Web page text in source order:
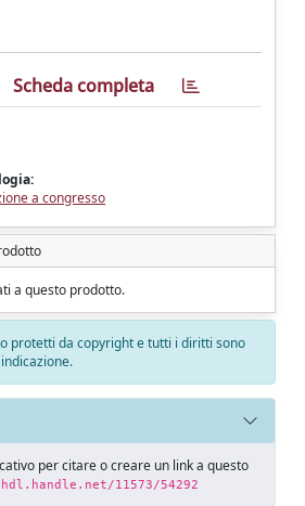
Scheda completa
a congresso
a questo prodotto.
protetti da copyright e tutti i diritti sono
per citare o creare un link a questo
11573/54292